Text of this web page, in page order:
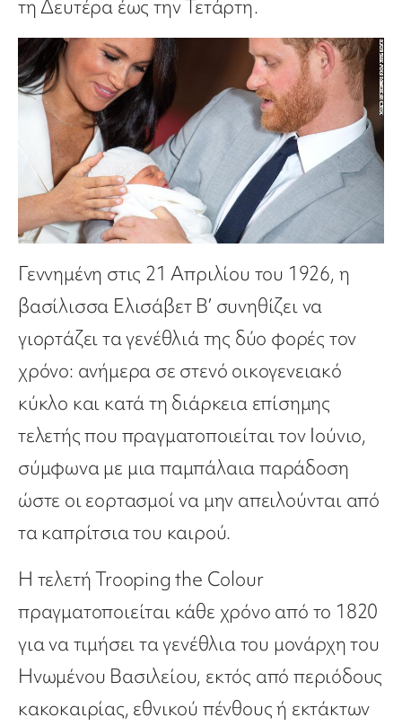
τη Δευτέρα έως την Τετάρτη.
Γεννημένη στις 21 Απριλίου του 1926, η
βασίλισσα Ελισάβετ Β’ συνηθίζει να
γιορτάζει τα γενέθλιά της δύο φορές τον
χρόνο: ανήμερα σε στενό οικογενειακό
κύκλο και κατά τη διάρκεια επίσημης
τελετής που πραγματοποιείται τον Ιούνιο,
σύμφωνα με μια παμπάλαια παράδοση
ώστε οι εορτασμοί να μην απειλούνται από
τα καπρίτσια του καιρού.
Η τελετή Trooping the Colour
πραγματοποιείται κάθε χρόνο από το 1820
για να τιμήσει τα γενέθλια του μονάρχη του
Ηνωμένου Βασιλείου, εκτός από περιόδους
κακοκαιρίας, εθνικού πένθους ή εκτάκτων